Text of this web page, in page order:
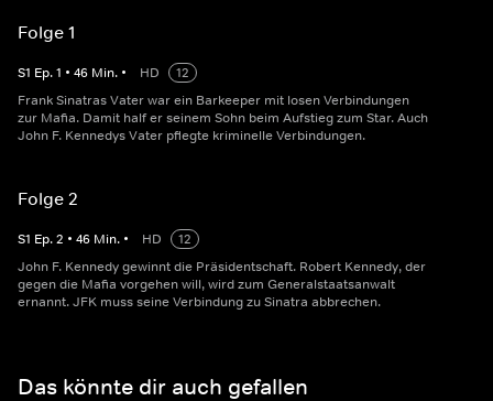
Folge 1
S1 Ep.1 • 46 Min. • HD
12
Frank Sinatras Vater war ein Barkeeper mit losen Verbindungen
zur Mafia. Damit half er seinem Sohn beim Aufstieg zum Star. Auch
John F. Kennedys Vater pflegte kriminelle Verbindungen.
Folge 2
S1 Ep.2 • 46 Min. • HD
12
John F. Kennedy gewinnt die Präsidentschaft. Robert Kennedy, der
gegen die Mafia vorgehen will, wird zum Generalstaatsanwalt
ernannt. JFK muss seine Verbindung zu Sinatra abbrechen.
Das könnte dir auch gefallen